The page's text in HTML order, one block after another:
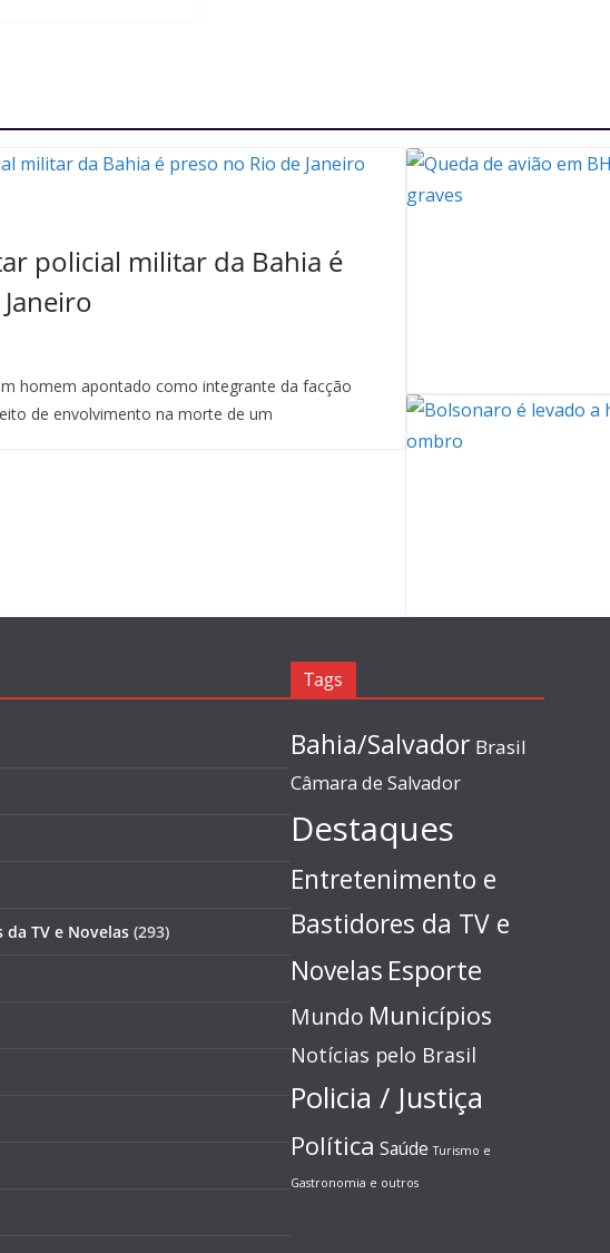
policial militar da Bahia é
homem apontado como integrante da facção
de envolvimento na morte de um
TV e Novelas (293)
Tags
Bahia/Salvador Brasil
Câmara de Salvador
Destaques
Entretenimento e
Bastidores da TV e
Novelas Esporte
Mundo Municípios
Notícias pelo Brasil
Policia / Justiça
Política Saúde Turismo e
Gastronomia e outros